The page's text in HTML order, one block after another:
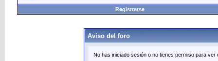
Registrarse
Aviso del foro
No has iniciado sesión o no tienes permiso para